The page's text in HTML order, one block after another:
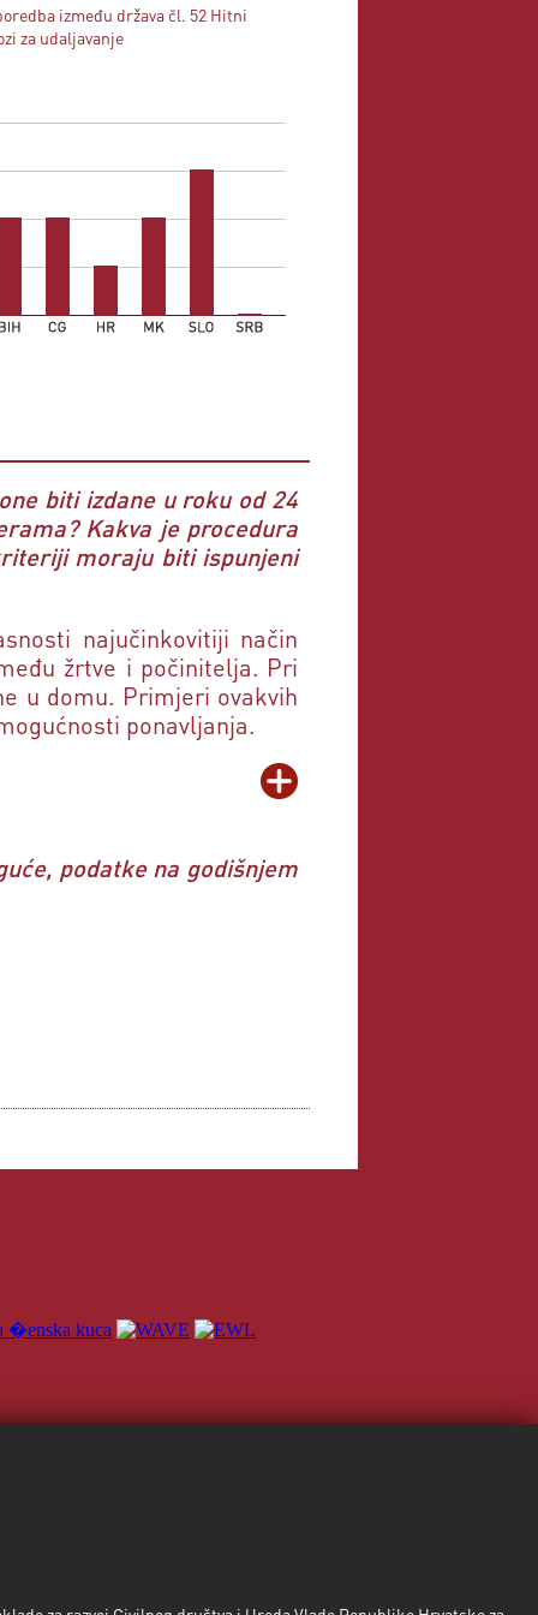
Saška Škrubej, SLO
Ivan Medarić, HR
Ana Vasiljevic, SRB
Ivan Ružić, HR
Ana Filipović, HR
pustite se!"
između država čl. 52 Hitni
za udaljavanje
biti izdane u roku od 24
Kakva je procedura
moraju biti ispunjeni
najučinkovitiji način
žrtve i počinitelja. Pri
u domu. Primjeri ovakvih
ponavljanja.
podatke na godišnjem